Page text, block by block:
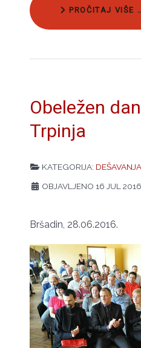
PROČITAJ VIŠE
Obeležen
Trpinja
KATEGORIJA: DEŠAVANJA
OBJAVLJENO 16 JUL 2016
Bršadin, 28.06.2016.